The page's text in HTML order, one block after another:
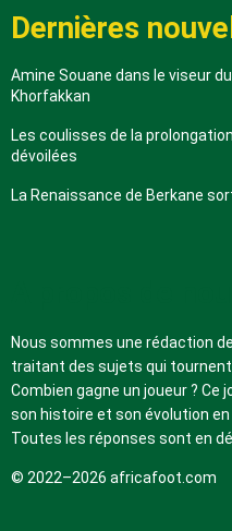
Dernières
Amine Souane dans le viseur
Khorfakkan
Les coulisses de la
dévoilées
La Renaissance de Berkane
Nous sommes une rédaction
traitant des sujets qui tournent
Combien gagne un joueur ? Ce
son histoire et son évolution
Toutes les réponses sont en
© 2022–2026 africafoot.com